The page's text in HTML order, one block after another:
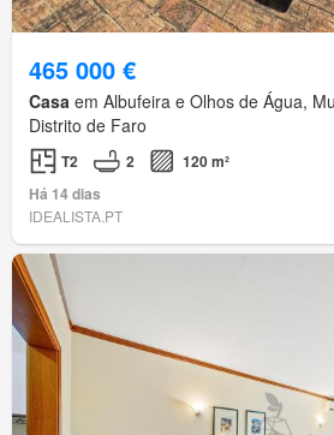
465 000 €
Casa em Albufeira e Olhos de Água,
Distrito de Faro
T2 2
120 m²
Há 14 dias
IDEALISTA.PT